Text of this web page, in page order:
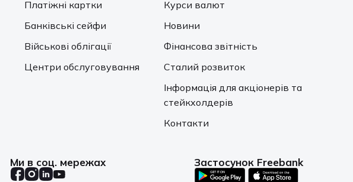
Платіжні картки
Банківські сейфи
Військові облігації
Центри обслуговування
Курси валют
Новини
Фінансова звітність
Сталий розвиток
Інформація для акціонерів та
стейкхолдерів
Контакти
Ми в соц. мережах Застосунок Freebank